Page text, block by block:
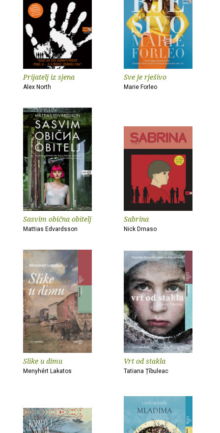
Prijatelj iz sjena
Alex North
Sve je rješivo
Marie Forleo
Sasvim obična obitelj
Mattias Edvardsson
Sabrina
Nick Drnaso
Slike u dimu
Menyhért Lakatos
Vrt od stakla
Tatiana Țîbuleac